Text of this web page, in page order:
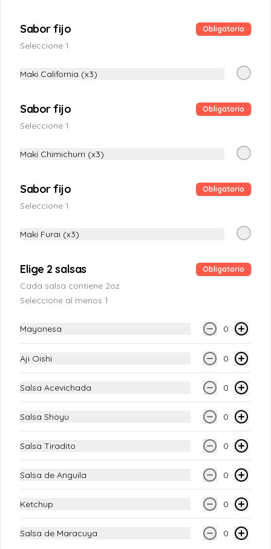
Langostino crocante, palta, queso crema
Salmon fresco, palta, queso crema y
Maki Haru
Salmon fresco, queso crema, pepino en el
top palta con fideito crocante y salsa de
S/ 28.00
Langostino crocante, salmon fresco y
Sabor fijo Obligatorio
Seleccione 1
Maki California (x3)
Sabor fijo Obligatorio
Seleccione 1
Maki Chimichurri (x3)
Sabor fijo Obligatorio
Seleccione 1
Maki Furai (x3)
Elige 2 salsas Obligatorio
Cada salsa contiene 2oz
Seleccione al menos 1
Mayonesa 0
Aji Oishi 0
Salsa Acevichada 0
Salsa Shoyu 0
Salsa Tiradito 0
Salsa de Anguila 0
Ketchup 0
Salsa de Maracuya 0